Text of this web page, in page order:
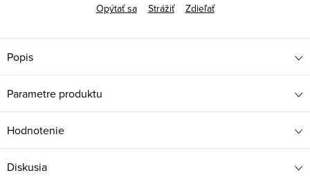
Opýtať sa
Strážiť Zdieľať
Popis
Parametre produktu
Hodnotenie
Diskusia